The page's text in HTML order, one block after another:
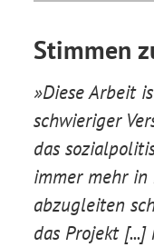
Stimmen
»Diese Arbeit
schwieriger
das
immer mehr in
abzugleiten
das Projekt